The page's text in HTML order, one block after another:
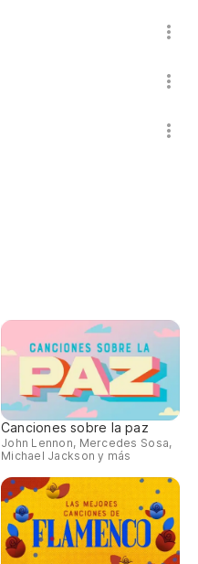
Canciones sobre la paz
John Lennon, Mercedes Sosa,
Michael Jackson y más